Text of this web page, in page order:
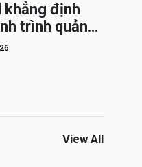
khẳng định
trình quảng
View All